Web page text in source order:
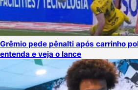
Grêmio pede pênalti após carrinho
entenda e veja o lance